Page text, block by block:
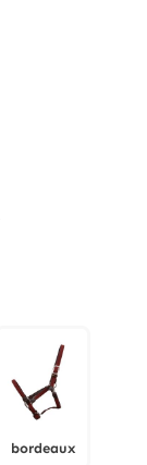
bordeaux